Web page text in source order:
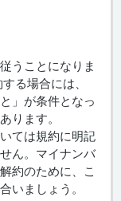
うことになりま
る場合には、
」が条件となっ
ります。
ては規約に明記
ん。マイナンバ
約のために、こ
いましょう。